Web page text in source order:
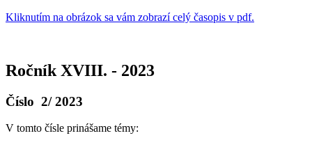
Kliknutím na obrázok sa vám zobrazí celý časopis v pdf.
Ročník XVIII. - 2023
Číslo 2/ 2023
V tomto čísle prinášame témy: